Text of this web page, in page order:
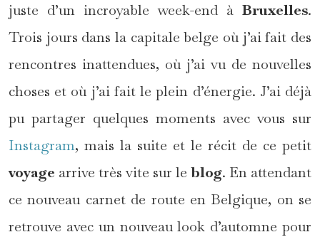
juste d’un incroyable week-end à Bruxelles.
Trois jours dans la capitale belge où j’ai fait des
rencontres inattendues, où j’ai vu de nouvelles
choses et où j’ai fait le plein d’énergie. J’ai déjà
pu partager quelques moments avec vous sur
Instagram, mais la suite et le récit de ce petit
voyage arrive très vite sur le blog. En attendant
ce nouveau carnet de route en Belgique, on se
retrouve avec un nouveau look d’automne pour